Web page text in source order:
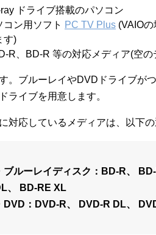
ドライブ搭載のパソコン
コン用ソフト PC TV Plus (VAIO
す)
R、BD-R 等の対応メディア(空の
。ブルーレイやDVDドライブが
ライブを用意します。
対応しているメディアは、以下の
ブルーレイディスク：BD-R、
、 BD-RE XL
DVD：DVD-R、 DVD-R DL、